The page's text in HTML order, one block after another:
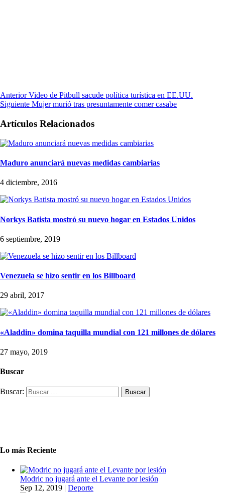
Anterior Video de Pitbull sacude política turística en EE.UU.
Siguiente Mujer murió tras presuntamente comer casabe
Artículos Relacionados
Maduro anunciará nuevas medidas cambiarias
4 diciembre, 2016
Norkys Batista mostró su nuevo hogar en Estados Unidos
6 septiembre, 2019
Venezuela se hizo sentir en los Billboard
29 abril, 2017
«Aladdin» domina taquilla mundial con 121 millones de dólares
27 mayo, 2019
Buscar
Buscar:
Lo más Reciente
Modric no jugará ante el Levante por lesión
Sep 12, 2019 | Deporte